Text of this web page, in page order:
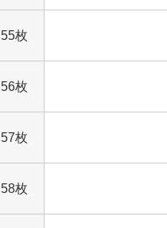
55枚
56枚
57枚
58枚